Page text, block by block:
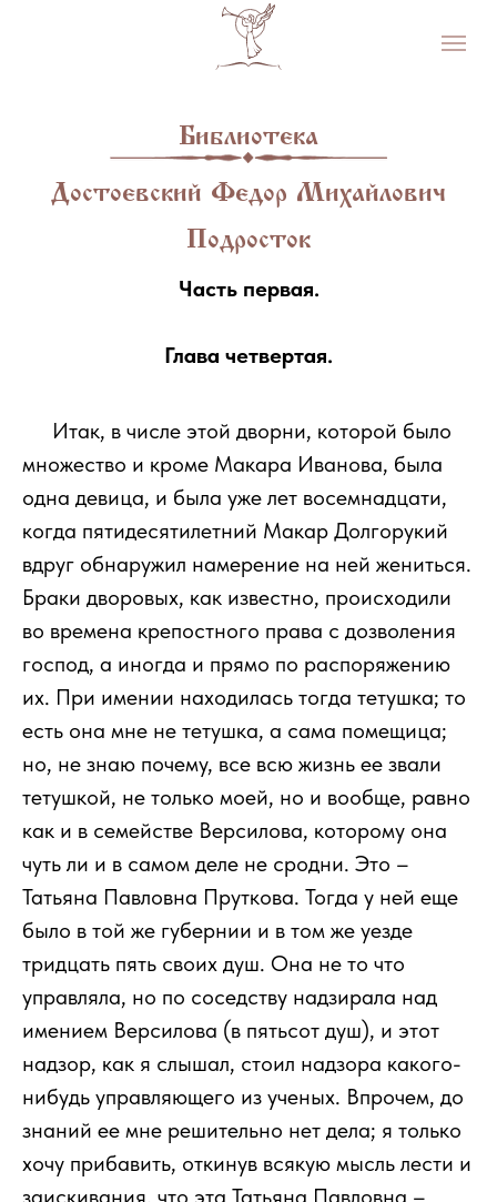
Библиотека
Достоевский Федор Михайлович
Подросток
Часть первая.
Глава четвертая.
Итак, в числе этой дворни, которой было
множество и кроме Макара Иванова, была
одна девица, и была уже лет восемнадцати,
когда пятидесятилетний Макар Долгорукий
вдруг обнаружил намерение на ней жениться.
Браки дворовых, как известно, происходили
во времена крепостного права с дозволения
господ, а иногда и прямо по распоряжению
их. При имении находилась тогда тетушка; то
есть она мне не тетушка, а сама помещица;
но, не знаю почему, все всю жизнь ее звали
тетушкой, не только моей, но и вообще, равно
как и в семействе Версилова, которому она
чуть ли и в самом деле не сродни. Это –
Татьяна Павловна Пруткова. Тогда у ней еще
было в той же губернии и в том же уезде
тридцать пять своих душ. Она не то что
управляла, но по соседству надзирала над
имением Версилова (в пятьсот душ), и этот
надзор, как я слышал, стоил надзора какого-
нибудь управляющего из ученых. Впрочем, до
знаний ее мне решительно нет дела; я только
хочу прибавить, откинув всякую мысль лести и
заискивания, что эта Татьяна Павловна –